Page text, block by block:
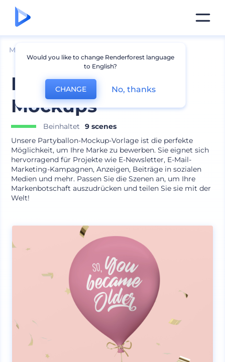
Mockups
Party Ballon
Mockups
Beinhaltet
9 scenes
Unsere Partyballon-Mockup-Vorlage ist die perfekte
Möglichkeit, um Ihre Marke zu bewerben. Sie eignet sich
hervorragend für Projekte wie E-Newsletter, E-Mail-
Marketing-Kampagnen, Anzeigen, Beiträge in sozialen
Medien und mehr. Passen Sie die Szenen an, um Ihre
Markenbotschaft auszudrücken und teilen Sie sie mit der
Welt!
Would you like to change Renderforest language
to English?
CHANGE No, thanks